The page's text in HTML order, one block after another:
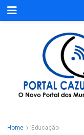
Home Educação